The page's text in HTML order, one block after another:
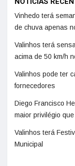
Vinhedo terá
de chuva apenas
Valinhos terá
acima de 50 km/h
Valinhos pode ter
fornecedores
Diego Francisco
maior privilégio
Valinhos terá
Municipal